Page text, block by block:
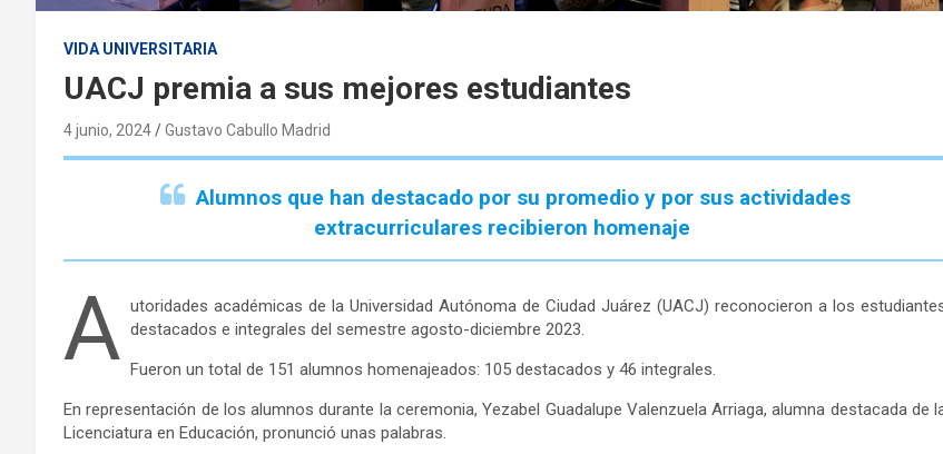
VIDA UNIVERSITARIA
UACJ premia a sus mejores estudiantes
4 junio, 2024 Gustavo Cabullo Madrid
Alumnos que han destacado por su promedio y por sus actividades
extracurriculares recibieron homenaje
A utoridades académicas de la Universidad Autónoma de Ciudad Juárez (UACJ) reconocieron a los
destacados e integrales del semestre agosto-diciembre 2023.
Fueron un total de 151 alumnos homenajeados: 105 destacados y 46 integrales.
En representación de los alumnos durante la ceremonia, Yezabel Guadalupe Valenzuela Arriaga, alumna destacada de
Licenciatura en Educación, pronunció unas palabras.